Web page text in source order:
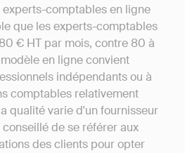
comptables en ligne
que les experts-comptables
€ HT par mois, contre 80 à
en ligne convient
indépendants ou à
comptables relativement
qualité varie d'un fournisseur
de se référer aux
des clients pour opter